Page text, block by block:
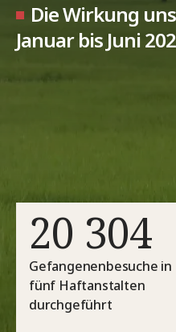
Die Wirkung
Januar bis Juni
20 304
Gefangenenbesuche in
fünf Haftanstalten
durchgeführt